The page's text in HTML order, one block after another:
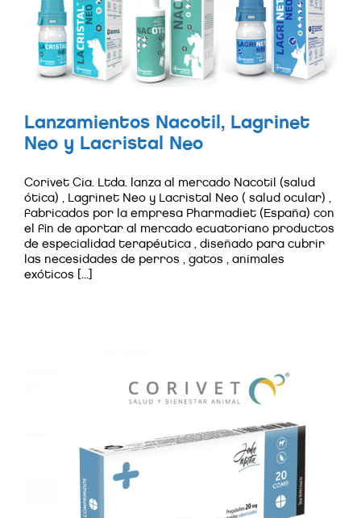
Lanzamientos Nacotil, Lagrinet
Neo y Lacristal Neo
Corivet Cia. Ltda. lanza al mercado Nacotil (salud
ótica) , Lagrinet Neo y Lacristal Neo ( salud ocular) ,
fabricados por la empresa Pharmadiet (España) con
el fin de aportar al mercado ecuatoriano productos
de especialidad terapéutica , diseñado para cubrir
las necesidades de perros , gatos , animales
exóticos [...]